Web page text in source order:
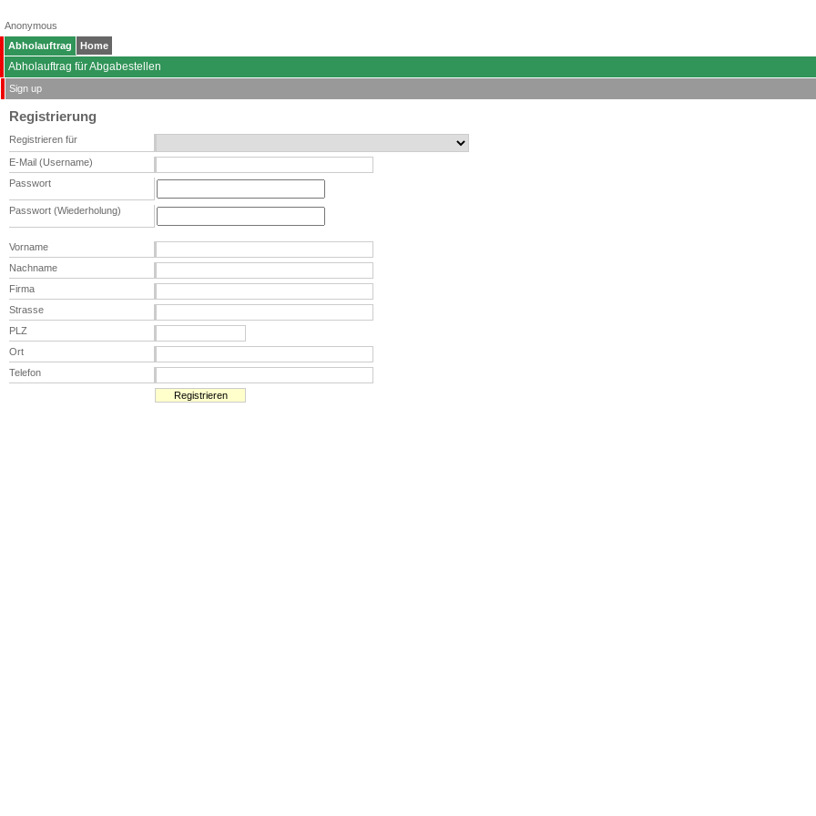
Anonymous
Abholauftrag
Home
Abholauftrag für Abgabestellen
Sign up
Registrierung
Registrieren für
E-Mail (Username)
Passwort
Passwort (Wiederholung)
Vorname
Nachname
Firma
Strasse
PLZ
Ort
Telefon